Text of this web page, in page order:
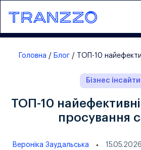
Головна Блог
Бізнес інсайти
ТОП-10
просування
Вероніка Заудальська 15.05.2026